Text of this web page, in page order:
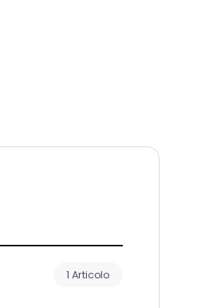
1 Articolo